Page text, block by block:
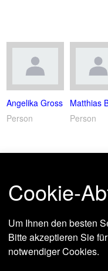
Cookie-
Um Ihnen den besten
Bitte akzeptieren Sie
notwendiger Cookies.
Angelika Gross
Person
Matthias
Person